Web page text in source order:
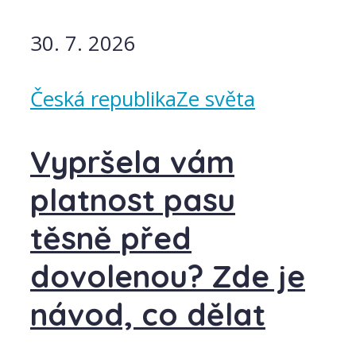
30. 7. 2026
Česká republikaZe světa
Vypršela vám
platnost pasu
těsně před
dovolenou? Zde je
návod, co dělat